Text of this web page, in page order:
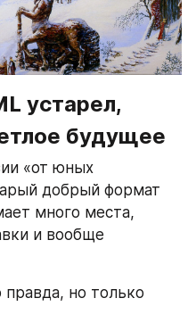
устарел,
будущее
«от юных
много места,
и вообще
правда, но только